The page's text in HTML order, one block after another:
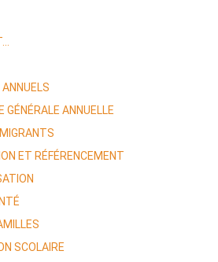
GÉNÉRALE ANNUELLE
ET RÉFÉRENCEMENT
SCOLAIRE